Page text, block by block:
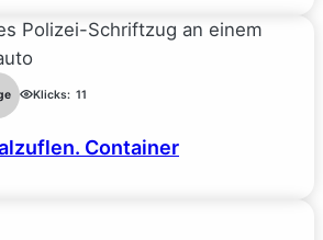
Klicks: 11
Container